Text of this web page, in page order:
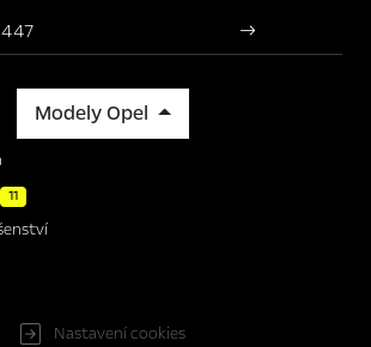
Modely Opel
11
Nastavení cookies